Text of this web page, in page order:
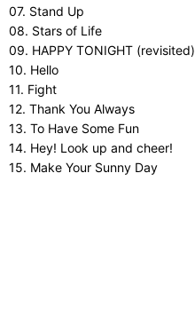
07. Stand Up
08. Stars of Life
09. HAPPY TONIGHT (revisited)
10. Hello
11. Fight
12. Thank You Always
13. To Have Some Fun
14. Hey! Look up and cheer!
15. Make Your Sunny Day